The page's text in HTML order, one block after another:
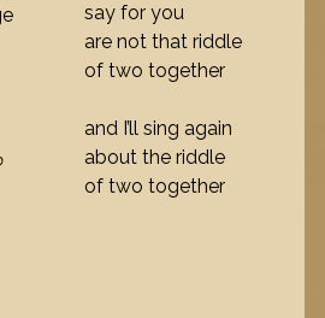
say for you
are not that riddle
of two together
and I’ll sing again
about the riddle
of two together